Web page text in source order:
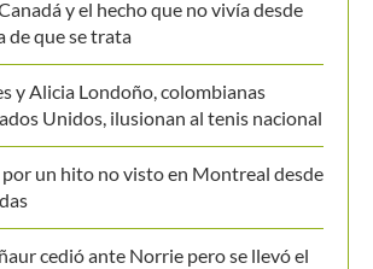
y el hecho que no vivía desde
de que se trata
y Alicia Londoño, colombianas
Unidos, ilusionan al tenis nacional
por un hito no visto en Montreal desde
cedió ante Norrie pero se llevó el